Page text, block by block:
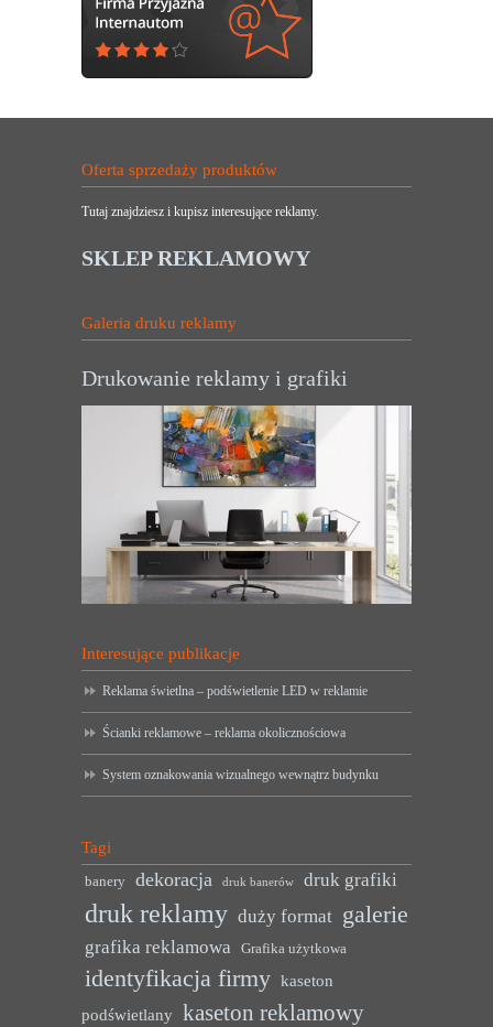
Oferta sprzedaży produktów
Tutaj znajdziesz i kupisz interesujące reklamy.
SKLEP REKLAMOWY
Galeria druku reklamy
Drukowanie reklamy i grafiki
Interesujące publikacje
Reklama świetlna – podświetlenie LED w reklamie
Ścianki reklamowe – reklama okolicznościowa
System oznakowania wizualnego wewnątrz budynku
Tagi
banery dekoracja druk banerów druk grafiki
druk reklamy duży format galerie
grafika reklamowa Grafika użytkowa
identyfikacja firmy kaseton
podświetlany kaseton reklamowy